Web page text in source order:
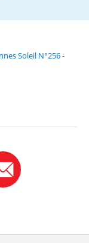
Soleil N°256 -